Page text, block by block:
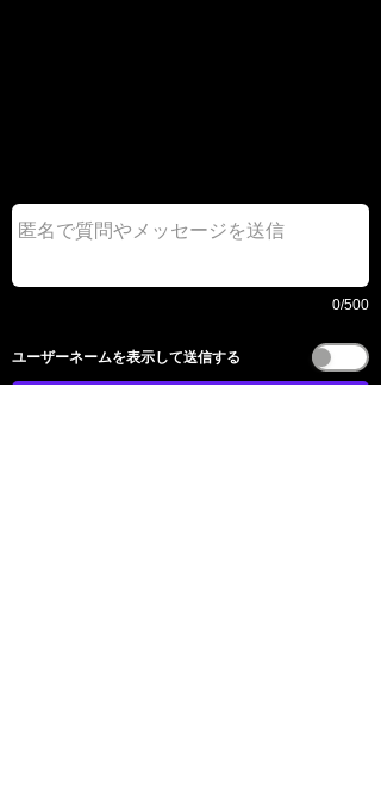
0/500
​ユーザーネームを表示して送信する